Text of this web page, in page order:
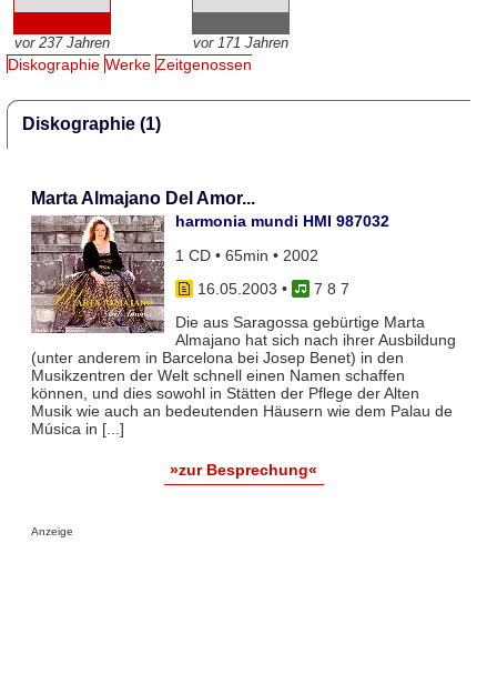
vor 237 Jahren vor 171 Jahren
Diskographie Werke Zeitgenossen
Diskographie (1)
Marta Almajano Del Amor...
harmonia mundi HMI 987032
1 CD • 65min • 2002
16.05.2003 •
7 8 7
Die aus Saragossa gebürtige Marta
Almajano hat sich nach ihrer Ausbildung
(unter anderem in Barcelona bei Josep Benet) in den
Musikzentren der Welt schnell einen Namen schaffen
können, und dies sowohl in Stätten der Pflege der Alten
Musik wie auch an bedeutenden Häusern wie dem Palau de
Música in [...]
»zur Besprechung«
Anzeige